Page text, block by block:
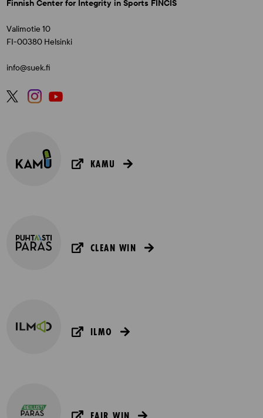
Finnish Center for Integrity in Sports FINCIS
Valimotie 10
FI-00380 Helsinki
info@suek.fi
KAMU
CLEAN WIN
ILMO